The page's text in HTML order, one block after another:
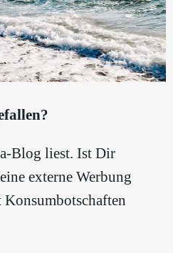
Blog liest. Ist Dir
externe Werbung